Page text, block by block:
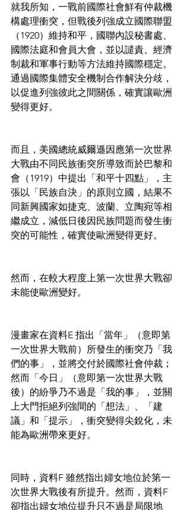
就我所知，一戰前國際社會鮮有仲裁機
構處理衝突，但戰後列強成立國際聯盟
（1920）維持和平，國聯內設秘書處、
國際法庭和會員大會，並以譴責、經濟
制裁和軍事行動等方法維持國際穩定。
通過國際集體安全機制合作解決分歧，
以促進列強彼此之間關係，確實讓歐洲
變得更好。
而且，美國總統威爾遜因應第一次世界
大戰由不同民族衝突所導致而於巴黎和
會（1919）中提出「和平十四點」，主
張以「民族自決」的原則立國，結果不
同新興國家如捷克、波蘭、立陶宛等相
繼成立，減低日後因民族問題而發生衝
突的可能性，確實使歐洲變得更好。
然而，在較大程度上第一次世界大戰卻
未能使歐洲變好。
漫畫家在資料E 指出「當年」（意即第
一次世界大戰前）所發生的衝突乃「我
們的事」，並將交付於國際社會仲裁；
然而「今日」（意即第一次世界大戰
後）的紛爭乃不過是「我的事」，並關
上大門拒絕列強間的「想法」、「建
議」和「提示」，衝突變得尖銳化，未
能為歐洲帶來更好。
同時，資料F 雖然指出婦女地位於第一
次世界大戰後有所提升。然而，資料F
卻指出婦女地位提升只不過是局限地